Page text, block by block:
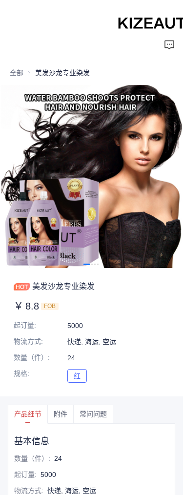
全部 美发沙龙专业染发
美发沙龙专业染发
￥ 8.8 FOB
起订量:
5000
物流方式:
快递, 海运, 空运
数量（件） :
24
规格: 红
产品细节 附件 常问问题
基本信息
数量（件） : 24
起订量: 5000
物流方式: 快递, 海运, 空运
Shampoo
Conditioner
hair mud
Perm cream